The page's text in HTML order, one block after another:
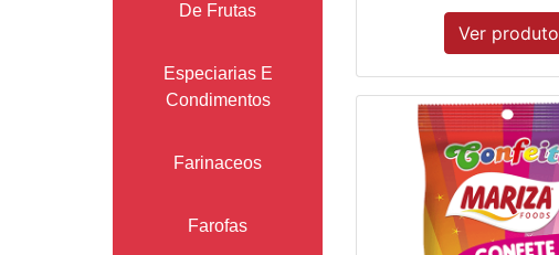
De Frutas
Especiarias E
Condimentos
Farinaceos
Farofas
Ver produto